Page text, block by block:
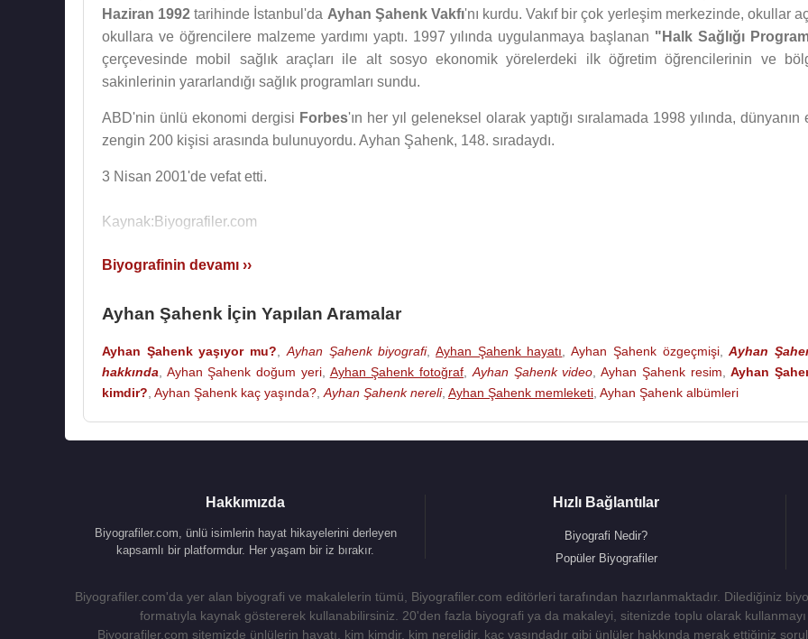
Haziran 1992 tarihinde İstanbul'da Ayhan Şahenk Vakfı'nı kurdu. Vakıf bir çok yerleşim merkezinde, okullar
okullara ve öğrencilere malzeme yardımı yaptı. 1997 yılında uygulanmaya başlanan "Halk Sağlığı
çerçevesinde mobil sağlık araçları ile alt sosyo ekonomik yörelerdeki ilk öğretim öğrencilerinin ve
sakinlerinin yararlandığı sağlık programları sundu.
ABD'nin ünlü ekonomi dergisi Forbes'ın her yıl geleneksel olarak yaptığı sıralamada 1998 yılında, dünyanın
zengin 200 kişisi arasında bulunuyordu. Ayhan Şahenk, 148. sıradaydı.
3 Nisan 2001'de vefat etti.
Kaynak:Biyografiler.com
Biyografinin devamı ››
Ayhan Şahenk İçin Yapılan Aramalar
Ayhan Şahenk yaşıyor mu? Ayhan Şahenk biyografi,Ayhan Şahenk hayatı ,Ayhan Şahenk özgeçmişi,Ayhan
hakkında
Ayhan Şahenk doğum yeri, Ayhan Şahenk fotoğraf Ayhan Şahenk video ,Ayhan Şahenk resim ,Ayhan
kimdir? Ayhan Şahenk kaç yaşında? Ayhan Şahenk nereli, Ayhan Şahenk memleketi Ayhan Şahenk albümleri
Hakkımızda
Biyografiler.com, ünlü isimlerin hayat hikayelerini derleyen
kapsamlı bir platformdur. Her yaşam bir iz bırakır.
Hızlı Bağlantılar
Biyografi Nedir?
Popüler Biyografiler
Biyografiler.com'da yer alan biyografi ve makalelerin tümü, Biyografiler.com editörleri tarafından hazırlanmaktadır. Dilediğiniz
formatıyla kaynak göstererek kullanabilirsiniz. 20'den fazla biyografi ya da makaleyi, sitenizde toplu olarak
Biyografiler.com sitemizde ünlülerin hayatı, kim kimdir, kim nerelidir, kaç yaşındadır gibi ünlüler hakkında merak ettiğiniz